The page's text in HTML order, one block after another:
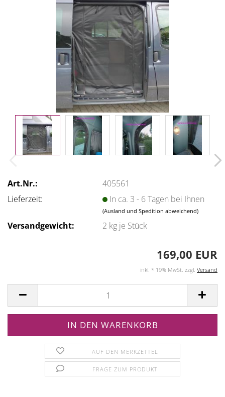
Art.Nr.:
405561
Lieferzeit:
In ca. 3 - 6 Tagen bei Ihnen
(Ausland und Spedition abweichend)
Versandgewicht: 2 kg je Stück
169,00 EUR
inkl. * 19% MwSt. zzgl. Versand
AUF DEN MERKZETTEL
FRAGE ZUM PRODUKT